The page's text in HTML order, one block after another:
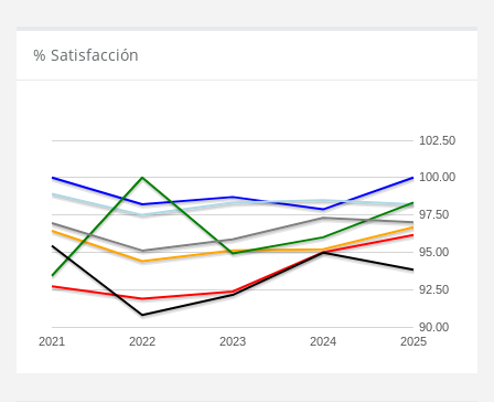
% Satisfacción
2021 2022 2023 2024 2025
90.00
92.50
95.00
97.50
100.00
102.50